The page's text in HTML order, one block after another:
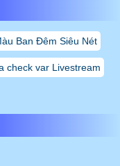
Ban Đêm Siêu Nét
check var Livestream